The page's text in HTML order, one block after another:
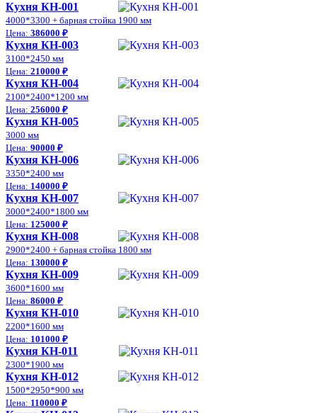
Кухня КН-001
4000*3300 + барная стойка 1900 мм
Цена: 386000 ₽
Кухня КН-003
3100*2450 мм
Цена: 210000 ₽
Кухня КН-004
2100*2400*1200 мм
Цена: 256000 ₽
Кухня КН-005
3000 мм
Цена: 90000 ₽
Кухня КН-006
3350*2400 мм
Цена: 140000 ₽
Кухня КН-007
3000*2400*1800 мм
Цена: 125000 ₽
Кухня КН-008
2900*2400 + барная стойка 1800 мм
Цена: 130000 ₽
Кухня КН-009
3600*1600 мм
Цена: 86000 ₽
Кухня КН-010
2200*1600 мм
Цена: 101000 ₽
Кухня КН-011
2300*1900 мм
Кухня КН-012
1500*2950*900 мм
Цена: 110000 ₽